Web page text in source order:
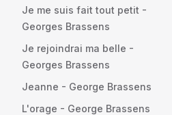
Je me suis fait tout petit -
Georges Brassens
Je rejoindrai ma belle -
Georges Brassens
Jeanne - George Brassens
L'orage - George Brassens